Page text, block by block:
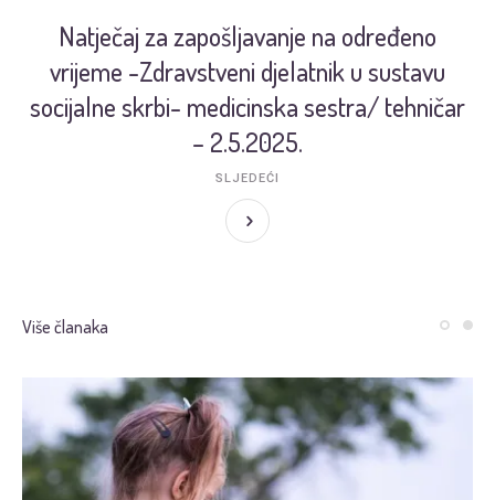
Natječaj za zapošljavanje na određeno
vrijeme -Zdravstveni djelatnik u sustavu
socijalne skrbi- medicinska sestra/ tehničar
– 2.5.2025.
SLJEDEĆI
Više članaka